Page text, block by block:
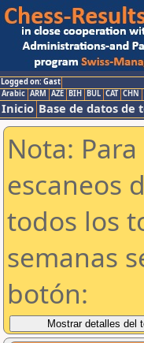
Logged on: Gast
Arabic ARM AZE BIH BUL CAT CHN
Inicio Base de datos de
Nota:
escaneos
todos los
semanas
botón: